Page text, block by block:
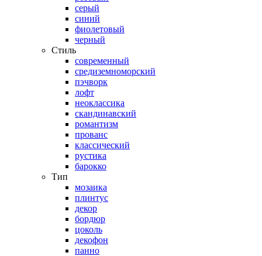
серый
синий
фиолетовый
черный
Стиль
современный
средиземноморский
пэчворк
лофт
неоклассика
скандинавский
романтизм
прованс
классический
рустика
барокко
Тип
мозаика
плинтус
декор
бордюр
цоколь
декофон
панно